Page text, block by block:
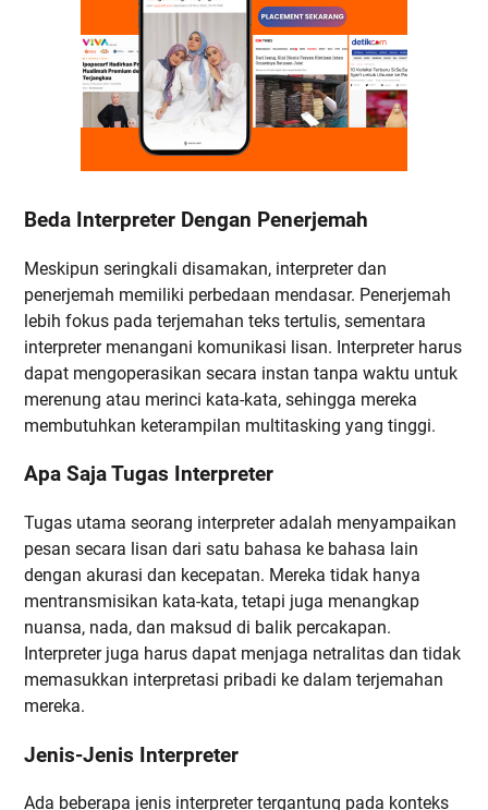
Beda Interpreter Dengan Penerjemah
Meskipun seringkali disamakan, interpreter dan
penerjemah memiliki perbedaan mendasar. Penerjemah
lebih fokus pada terjemahan teks tertulis, sementara
interpreter menangani komunikasi lisan. Interpreter harus
dapat mengoperasikan secara instan tanpa waktu untuk
merenung atau merinci kata-kata, sehingga mereka
membutuhkan keterampilan multitasking yang tinggi.
Apa Saja Tugas Interpreter
Tugas utama seorang interpreter adalah menyampaikan
pesan secara lisan dari satu bahasa ke bahasa lain
dengan akurasi dan kecepatan. Mereka tidak hanya
mentransmisikan kata-kata, tetapi juga menangkap
nuansa, nada, dan maksud di balik percakapan.
Interpreter juga harus dapat menjaga netralitas dan tidak
memasukkan interpretasi pribadi ke dalam terjemahan
mereka.
Jenis-Jenis Interpreter
Ada beberapa jenis interpreter tergantung pada konteks